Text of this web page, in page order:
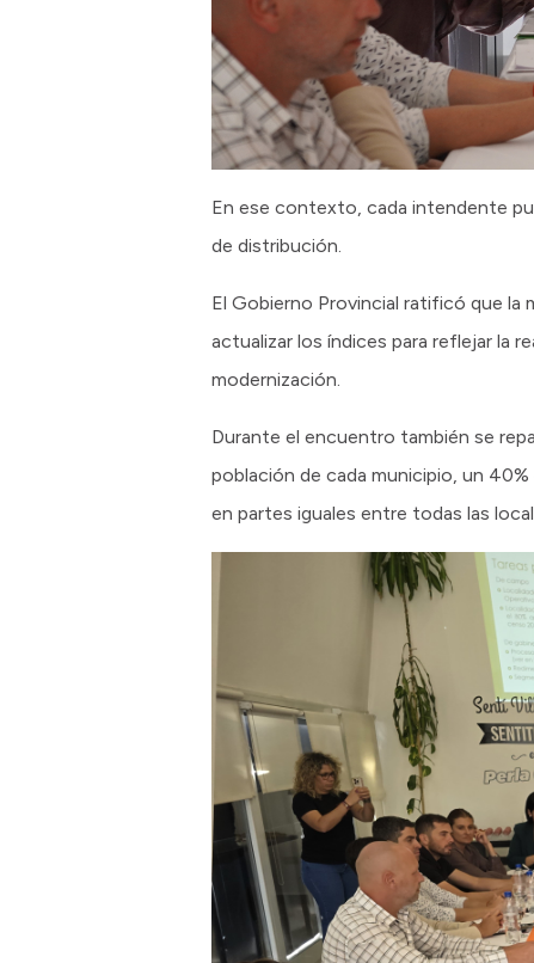
En ese contexto, cada intendente
de distribución.
El Gobierno Provincial ratificó que la
actualizar los índices para reflejar la
modernización.
Durante el encuentro también se
población de cada municipio, un
en partes iguales entre todas las